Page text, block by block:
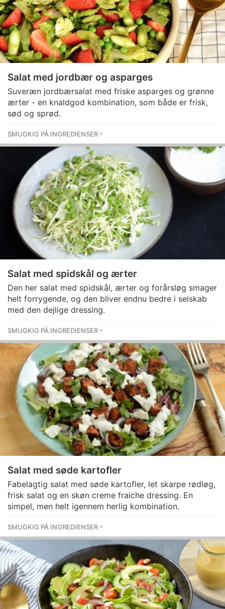
Salat med jordbær og asparges
Suveræn jordbærsalat med friske asparges og grønne
ærter - en knaldgod kombination, som både er frisk,
sød og sprød.
SMUGKIG PÅ INGREDIENSER
Salat med spidskål og ærter
Den her salat med spidskål, ærter og forårsløg smager
helt forrygende, og den bliver endnu bedre i selskab
med den dejlige dressing.
SMUGKIG PÅ INGREDIENSER
Salat med søde kartofler
Fabelagtig salat med søde kartofler, let skarpe rødløg,
frisk salat og en skøn creme fraiche dressing. En
simpel, men helt igennem herlig kombination.
SMUGKIG PÅ INGREDIENSER